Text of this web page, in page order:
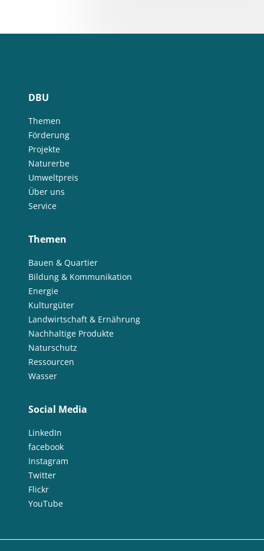
DBU
Themen
Förderung
Projekte
Naturerbe
Umweltpreis
Über uns
Service
Themen
Bauen & Quartier
Bildung & Kommunikation
Energie
Kulturgüter
Landwirtschaft & Ernährung
Nachhaltige Produkte
Naturschutz
Ressourcen
Wasser
Social Media
LinkedIn
facebook
Instagram
Twitter
Flickr
YouTube